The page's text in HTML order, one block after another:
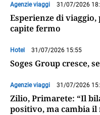
Agenzie viaggi 31/07/2026
Esperienze di
capite fermo
Hotel 31/07/2026 15:55
Soges Group cresce,
Agenzie viaggi 31/07/2026
Zilio, Primarete: “Il
positivo, ma cambia il